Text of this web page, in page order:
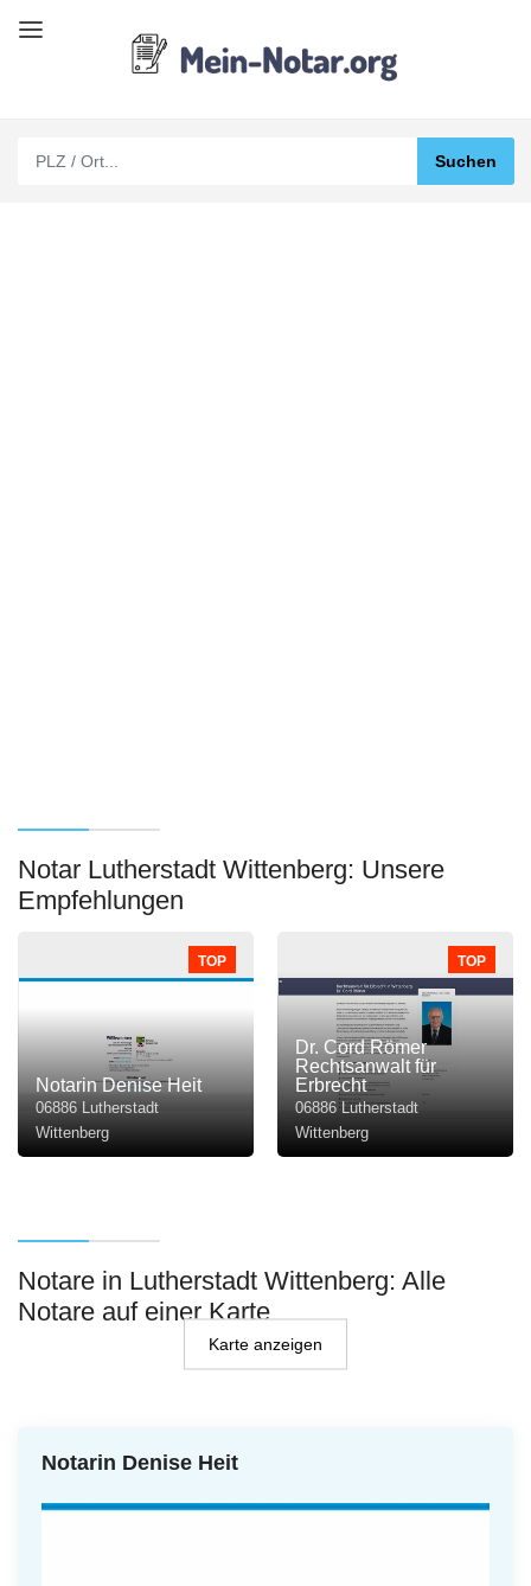
Notar Lutherstadt Wittenberg: Unsere
Empfehlungen
TOP
Notarin Denise Heit
06886 Lutherstadt
Wittenberg
TOP
Dr. Cord Römer
Rechtsanwalt für
Erbrecht
06886 Lutherstadt
Wittenberg
Notare in Lutherstadt Wittenberg: Alle
Notare auf einer Karte
Karte anzeigen
Notarin Denise Heit